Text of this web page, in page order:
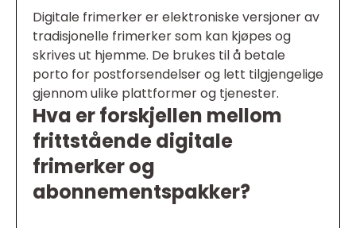
Digitale frimerker er elektroniske versjoner av
tradisjonelle frimerker som kan kjøpes og
skrives ut hjemme. De brukes til å betale
porto for postforsendelser og lett tilgjengelige
gjennom ulike plattformer og tjenester.
Hva er forskjellen mellom
frittstående digitale
frimerker og
abonnementspakker?